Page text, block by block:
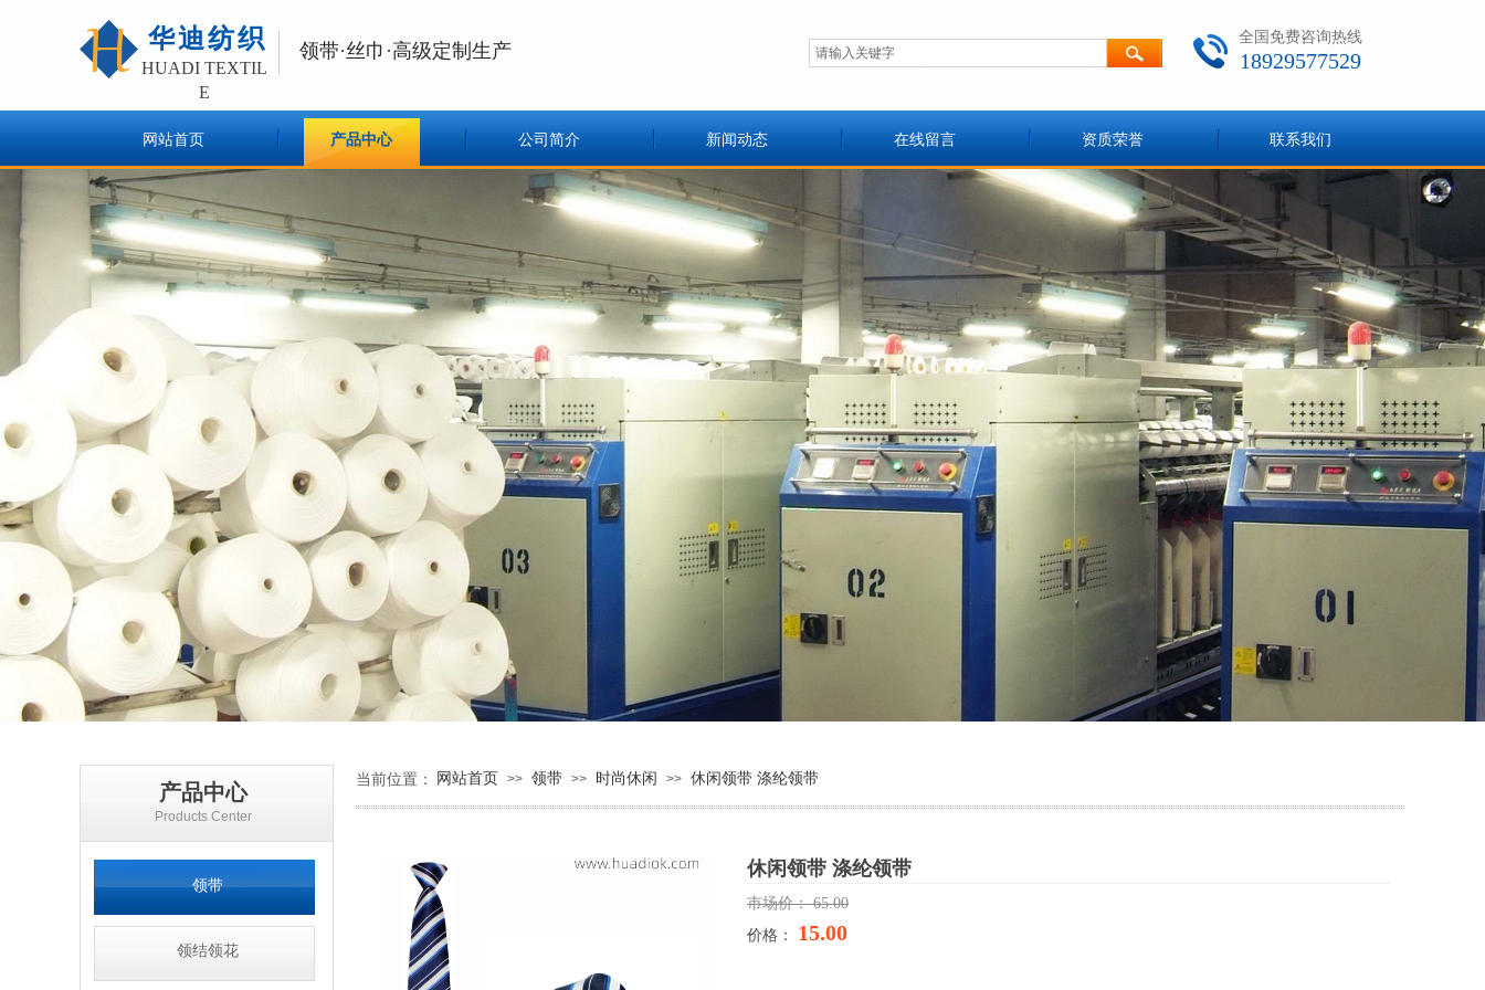
18929577529
全国免费咨询热线
领带·丝巾·高级定制生产
HUADI TEXTIL
E
华迪纺织
网站首页 产品中心 公司简介 新闻动态 在线留言 资质荣誉 联系我们
当前位置： 网站首页 >> 领带 >> 时尚休闲 >> 休闲领带 涤纶领带
产品中心
Products Center
休闲领带 涤纶领带
市场价：65.00
价格： 15.00
领带
领结领花